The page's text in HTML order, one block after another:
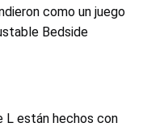
como un juego
Bedside
L están hechos con